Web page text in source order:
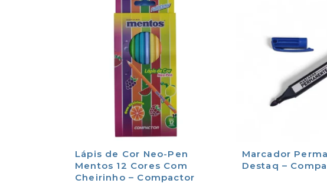
Lápis de Cor Neo-Pen
Mentos 12 Cores Com
Cheirinho – Compactor
Marcador
Destaq –